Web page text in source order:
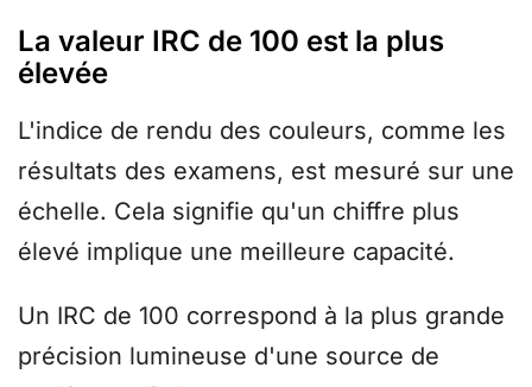
La valeur IRC de 100 est la plus
élevée
L'indice de rendu des couleurs, comme les
résultats des examens, est mesuré sur une
échelle. Cela signifie qu'un chiffre plus
élevé implique une meilleure capacité.
Un IRC de 100 correspond à la plus grande
précision lumineuse d'une source de